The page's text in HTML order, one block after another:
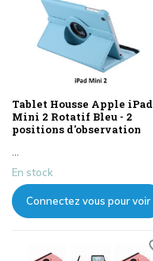
Tablet Housse Apple iPad
Mini 2 Rotatif Bleu - 2
positions d'observation
En stock
Connectez vous pour voir